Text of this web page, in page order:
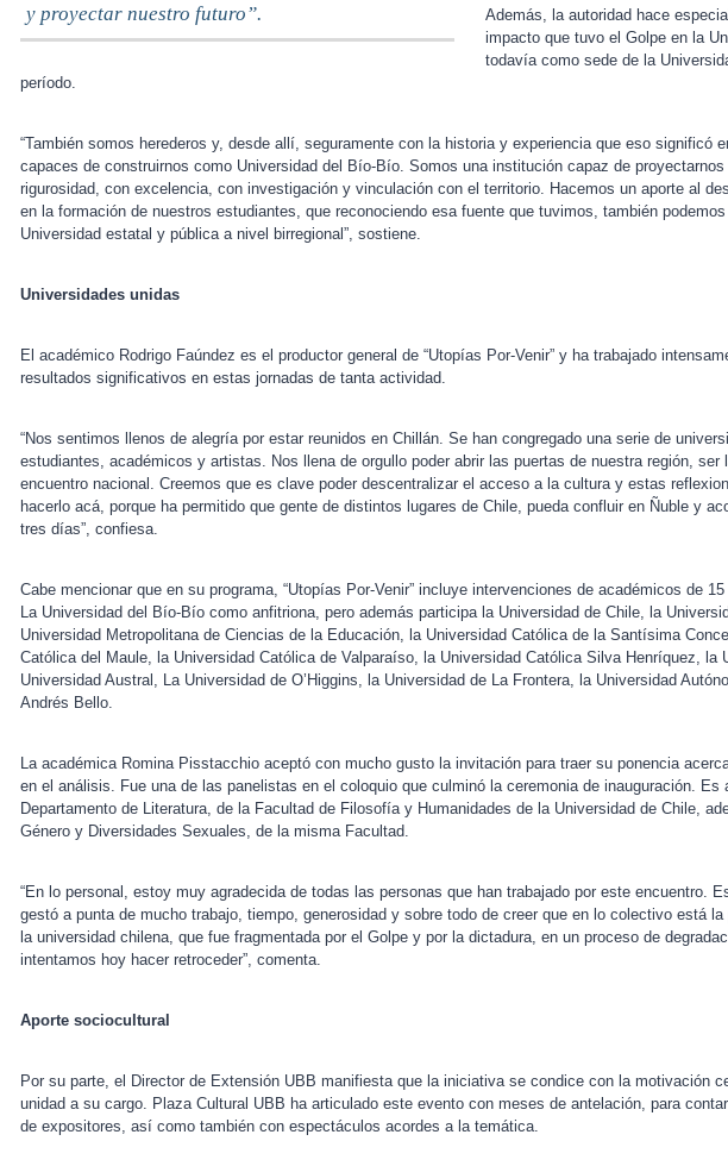
y proyectar nuestro futuro”.
Además, la autoridad hace
impacto que tuvo el Golpe en la
todavía como sede de la
período.
“También somos herederos y, desde allí, seguramente con la historia y experiencia que eso significó
capaces de construirnos como Universidad del Bío-Bío. Somos una institución capaz de
rigurosidad, con excelencia, con investigación y vinculación con el territorio. Hacemos un aporte al
en la formación de nuestros estudiantes, que reconociendo esa fuente que tuvimos, también
Universidad estatal y pública a nivel birregional”, sostiene.
Universidades unidas
El académico Rodrigo Faúndez es el productor general de “Utopías Por-Venir” y ha trabajado
resultados significativos en estas jornadas de tanta actividad.
“Nos sentimos llenos de alegría por estar reunidos en Chillán. Se han congregado una serie de
estudiantes, académicos y artistas. Nos llena de orgullo poder abrir las puertas de nuestra región, ser
encuentro nacional. Creemos que es clave poder descentralizar el acceso a la cultura y estas
hacerlo acá, porque ha permitido que gente de distintos lugares de Chile, pueda confluir en Ñuble y
tres días”, confiesa.
Cabe mencionar que en su programa, “Utopías Por-Venir” incluye intervenciones de académicos de
La Universidad del Bío-Bío como anfitriona, pero además participa la Universidad de Chile, la
Universidad Metropolitana de Ciencias de la Educación, la Universidad Católica de la Santísima
Católica del Maule, la Universidad Católica de Valparaíso, la Universidad Católica Silva Henríquez, la
Universidad Austral, La Universidad de O’Higgins, la Universidad de La Frontera, la Universidad
Andrés Bello.
La académica Romina Pisstacchio aceptó con mucho gusto la invitación para traer su ponencia
en el análisis. Fue una de las panelistas en el coloquio que culminó la ceremonia de inauguración. Es
Departamento de Literatura, de la Facultad de Filosofía y Humanidades de la Universidad de Chile,
Género y Diversidades Sexuales, de la misma Facultad.
“En lo personal, estoy muy agradecida de todas las personas que han trabajado por este encuentro.
gestó a punta de mucho trabajo, tiempo, generosidad y sobre todo de creer que en lo colectivo está
la universidad chilena, que fue fragmentada por el Golpe y por la dictadura, en un proceso de
intentamos hoy hacer retroceder”, comenta.
Aporte sociocultural
Por su parte, el Director de Extensión UBB manifiesta que la iniciativa se condice con la motivación
unidad a su cargo. Plaza Cultural UBB ha articulado este evento con meses de antelación, para
de expositores, así como también con espectáculos acordes a la temática.